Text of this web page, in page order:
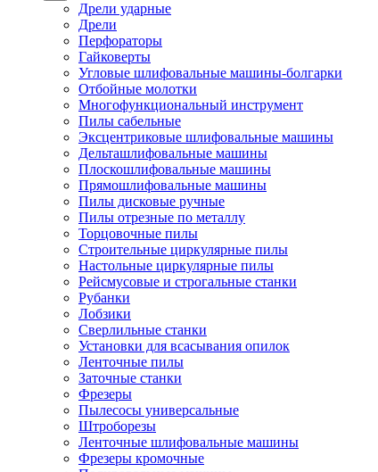
Дрели ударные
Дрели
Перфораторы
Гайковерты
Угловые шлифовальные машины-болгарки
Отбойные молотки
Многофункциональный инструмент
Пилы сабельные
Эксцентриковые шлифовальные машины
Дельташлифовальные машины
Плоскошлифовальные машины
Прямошлифовальные машины
Пилы дисковые ручные
Пилы отрезные по металлу
Торцовочные пилы
Строительные циркулярные пилы
Настольные циркулярные пилы
Рейсмусовые и строгальные станки
Рубанки
Лобзики
Сверлильные станки
Установки для всасывания опилок
Ленточные пилы
Заточные станки
Фрезеры
Пылесосы универсальные
Штроборезы
Ленточные шлифовальные машины
Фрезеры кромочные